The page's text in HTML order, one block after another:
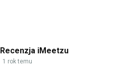
Recenzja iMeetzu
1 rok temu